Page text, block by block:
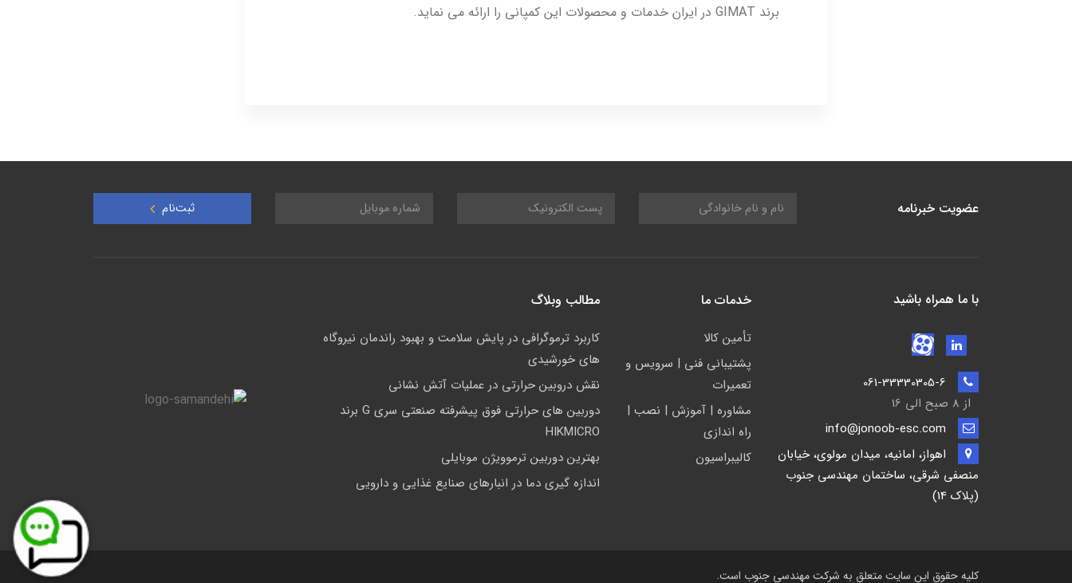
برند GIMAT در ایران خدمات و محصولات این کمپانی را ارائه می نماید.
عضویت خبرنامه ثبت‌نام
با ما همراه باشید
از 8 صبح الی 16
اهواز، امانیه، میدان مولوی، خیابان
منصفی شرقی، ساختمان مهندسی جنوب
(پلاک 14)
خدمات ما
تأمين كالا
پشتيباني فني | سرويس و
تعمیرات
مشاوره | آموزش | نصب |
راه اندازی
کالیبراسیون
مطالب وبلاگ
کاربرد ترموگرافی در پایش سلامت و بهبود راندمان نیروگاه
های خورشیدی
نقش دروبین حرارتی در عملیات آتش نشانی
دوربین های حرارتی فوق پیشرفته صنعتی سری G برند
HIKMICRO
بهترین دوربین ترموویژن موبایلی
اندازه گیری دما در انبارهای صنایع غذایی و دارویی
کلیه حقوق این سایت متعلق به شرکت مهندسی جنوب است.